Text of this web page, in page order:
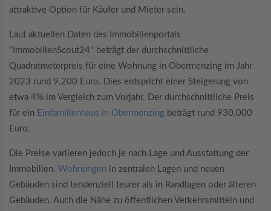
attraktive Option für Käufer und Mieter sein.
Laut aktuellen Daten des Immobilienportals
"ImmobilienScout24" beträgt der durchschnittliche
Quadratmeterpreis für eine Wohnung in Obermenzing im Jahr
2023 rund 9.200 Euro. Dies entspricht einer Steigerung von
etwa 4% im Vergleich zum Vorjahr. Der durchschnittliche Preis
für ein Einfamilienhaus in Obermenzing beträgt rund 930.000
Euro.
Die Preise variieren jedoch je nach Lage und Ausstattung der
Immobilien. Wohnungen in zentralen Lagen und neuen
Gebäuden sind tendenziell teurer als in Randlagen oder älteren
Gebäuden. Auch die Nähe zu öffentlichen Verkehrsmitteln und